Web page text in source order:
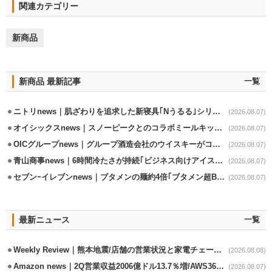
関連カテゴリー
新商品
新商品 最新記事 一覧
ニトリnews｜肌ざわりを追求した新寝具｢Nうるる｣シリーズを発売 (2026.08.07)
オイシックスnews｜スノーピークとのコラボミールキット8/13発売 (2026.08.07)
OICグループnews｜グループ酒造会社のウイスキーがコンペティション受賞 (2026.08.07)
青山商事news｜6時間冷たさが持続｢ビジネス向けアイスベスト｣発売 (2026.08.07)
セブンｰイレブンnews｜ブタメンの麺約4倍｢ブタメン超BIG｣8/11から限定発売 (2026.08.07)
最新ニュース 一覧
Weekly Review｜熊本地震/店舗の営業状況と家電チェーンの支援策 (2026.08.08)
Amazon news｜2Q営業収益2006億ドル13.7％増/AWS36.8％％増が貢献 (2026.08.07)